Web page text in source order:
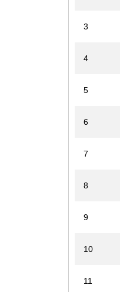
3
4
5
6
7
8
9
10
11